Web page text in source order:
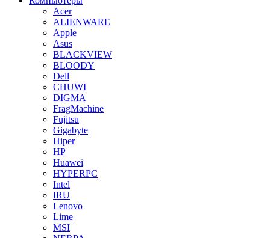
Acer
ALIENWARE
Apple
Asus
BLACKVIEW
BLOODY
Dell
CHUWI
DIGMA
FragMachine
Fujitsu
Gigabyte
Hiper
HP
Huawei
HYPERPC
Intel
IRU
Lenovo
Lime
MSI